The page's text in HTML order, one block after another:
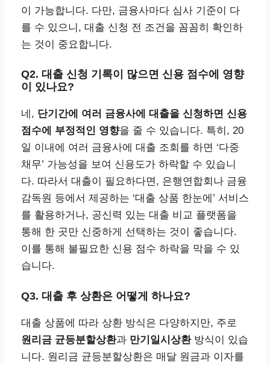
이 가능합니다. 다만, 금융사마다 심사 기준이 다
를 수 있으니, 대출 신청 전 조건을 꼼꼼히 확인하
는 것이 중요합니다.
Q2. 대출 신청 기록이 많으면 신용 점수에 영향
이 있나요?
네, 단기간에 여러 금융사에 대출을 신청하면 신용
점수에 부정적인 영향을 줄 수 있습니다. 특히, 20
일 이내에 여러 금융사에 대출 조회를 하면 ‘다중
채무’ 가능성을 보여 신용도가 하락할 수 있습니
다. 따라서 대출이 필요하다면, 은행연합회나 금융
감독원 등에서 제공하는 ‘대출 상품 한눈에’ 서비스
를 활용하거나, 공신력 있는 대출 비교 플랫폼을
통해 한 곳만 신중하게 선택하는 것이 좋습니다.
이를 통해 불필요한 신용 점수 하락을 막을 수 있
습니다.
Q3. 대출 후 상환은 어떻게 하나요?
대출 상품에 따라 상환 방식은 다양하지만, 주로
원리금 균등분할상환과 만기일시상환방식이 있습
니다. 원리금 균등분할상환은 매달 원금과 이자를